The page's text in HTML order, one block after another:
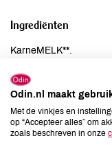
Ingrediënten
KarneMELK**.
Allergenen
Aardnoten
Ei
Odin.nl maakt
Met de vinkjes en
op “Accepteer alles” om
zoals beschreven in onze